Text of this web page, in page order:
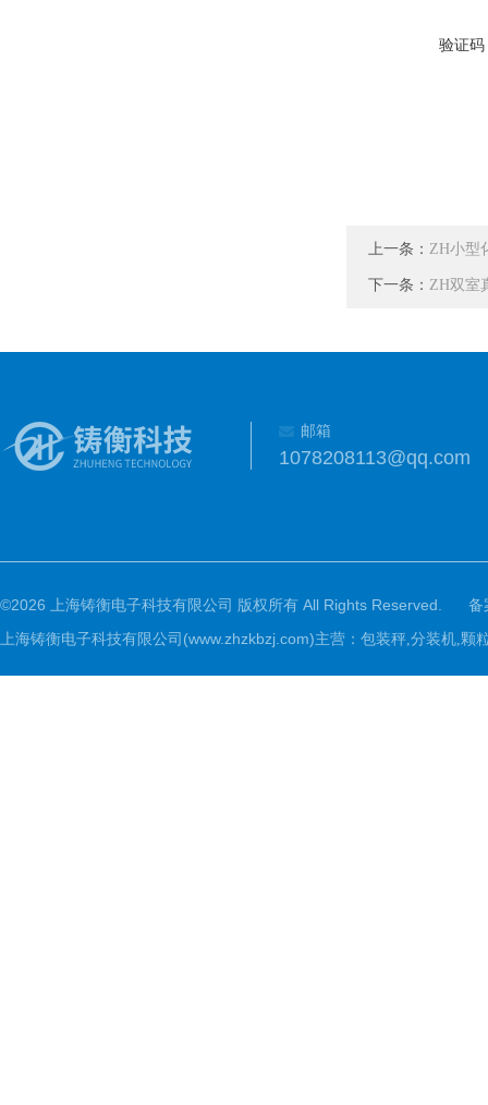
验证码
上一条： ZH小型
下一条： ZH双室
邮箱
1078208113@qq.com
©2026 上海铸衡电子科技有限公司 版权所有 All Rights Reserved.
备
上海铸衡电子科技有限公司(www.zhzkbzj.com)主营： 包装秤,分装机,颗